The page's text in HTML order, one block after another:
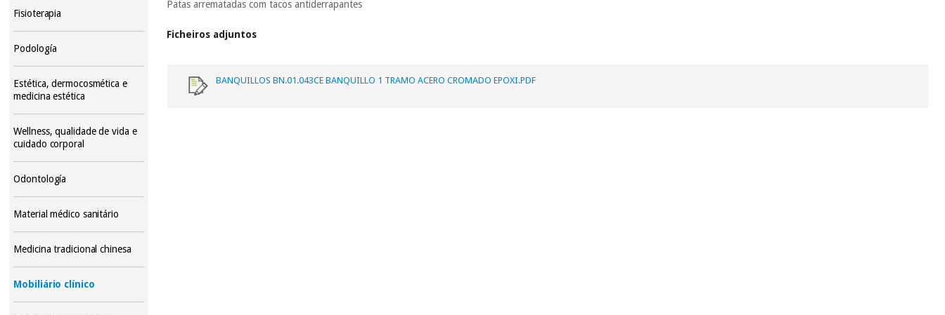
Fisioterapia
Podología
Estética, dermocosmética e
medicina estética
Wellness, qualidade de vida e
cuidado corporal
Odontología
Material médico sanitário
Medicina tradicional chinesa
Mobiliário clínico
Patas arrematadas com tacos antiderrapantes
Ficheiros adjuntos
BANQUILLOS BN.01.043CE BANQUILLO 1 TRAMO ACERO CROMADO EPOXI.PDF